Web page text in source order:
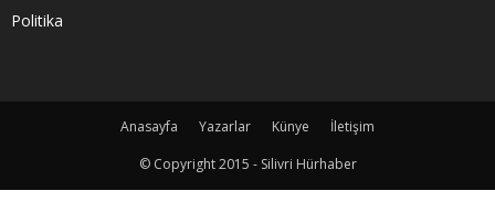
Politika
Anasayfa Yazarlar Künye
İletişim
© Copyright 2015 - Silivri Hürhaber